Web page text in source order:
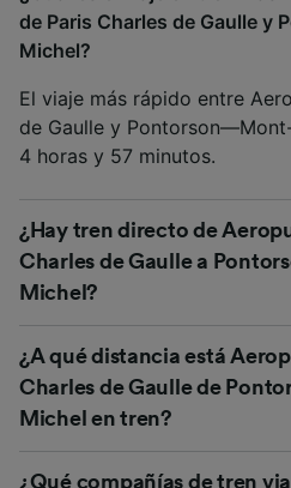
de Paris Charles de Gaulle
Michel?
El viaje más rápido entre
de Gaulle y
4 horas y 57 minutos.
¿Hay tren directo de
Charles de Gaulle a
Michel?
¿A qué distancia está
Charles de Gaulle de
Michel en tren?
¿Qué compañías de tren